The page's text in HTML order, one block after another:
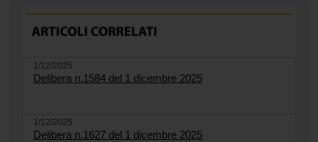
1/12/2025
Delibera n.1584 del 1 dicembre 2025
1/12/2025
Delibera n.1627 del 1 dicembre 2025